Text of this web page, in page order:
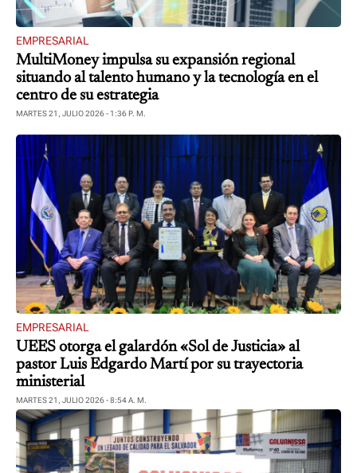
EMPRESARIAL
MultiMoney impulsa su expansión regional
situando al talento humano y la tecnología en el
centro de su estrategia
MARTES 21, JULIO 2026 - 1:36 P. M.
EMPRESARIAL
UEES otorga el galardón «Sol de Justicia» al
pastor Luis Edgardo Martí por su trayectoria
ministerial
MARTES 21, JULIO 2026 - 8:54 A. M.